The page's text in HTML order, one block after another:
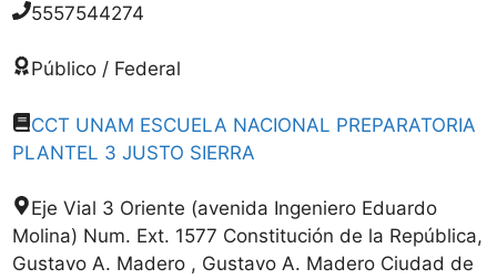
5557544274
Público / Federal
CCT UNAM ESCUELA NACIONAL PREPARATORIA
PLANTEL 3 JUSTO SIERRA
Eje Vial 3 Oriente (avenida Ingeniero Eduardo
Molina) Num. Ext. 1577 Constitución de la República,
Gustavo A. Madero , Gustavo A. Madero Ciudad de